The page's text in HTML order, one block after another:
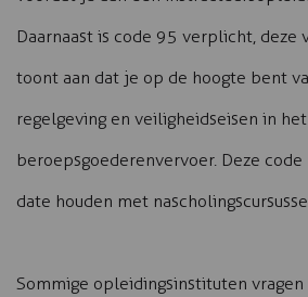
Daarnaast is code 95 verplicht, deze
toont aan dat je op de hoogte bent
regelgeving en veiligheidseisen in het
beroepsgoederenvervoer. Deze
date houden met
Sommige opleidingsinstituten